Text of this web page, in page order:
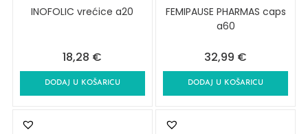
INOFOLIC vrećice a20
18,28 €
DODAJ U KOŠARICU
FEMIPAUSE PHARMAS caps
a60
32,99 €
DODAJ U KOŠARICU